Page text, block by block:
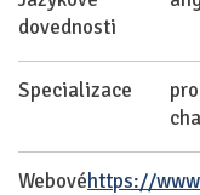
dovednosti
Specializace
Webovéhttps://